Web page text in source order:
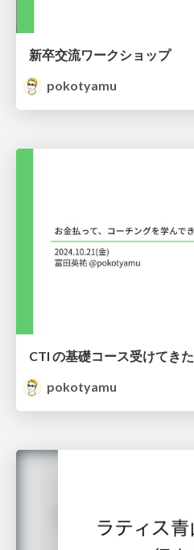
新卒交流ワークショップ
pokotyamu
CTI の基礎コース受けてきた
pokotyamu